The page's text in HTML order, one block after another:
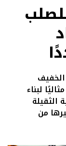
لبناء
الثقيلة
من